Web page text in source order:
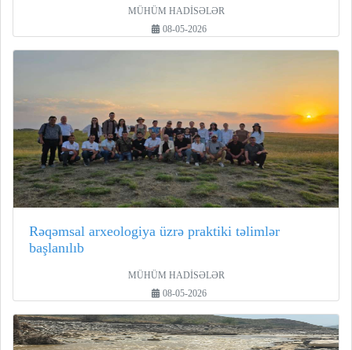
MÜHÜM HADİSƏLƏR
08-05-2026
Rəqəmsal arxeologiya üzrə praktiki təlimlər
başlanılıb
MÜHÜM HADİSƏLƏR
08-05-2026